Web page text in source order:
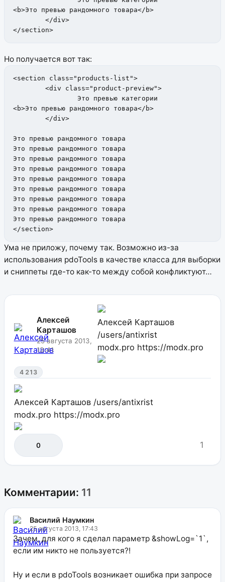
<b>Это превью рандомного товара</b>
</section>
Но получается вот так:
<section class="products-list">
<b>Это превью рандомного товара</b>
Это превью рандомного товара
Это превью рандомного товара
Это превью рандомного товара
Это превью рандомного товара
Это превью рандомного товара
Это превью рандомного товара
Это превью рандомного товара
Это превью рандомного товара
Это превью рандомного товара
</section>
Ума не приложу, почему так. Возможно из-за
использования pdoTools в качестве класса для выборки
и сниппеты где-то как-то между собой конфликтуют…
Алексей
Карташов
25 августа 2013,
13:41
Алексей Карташов
/users/antixrist
modx.pro https://modx.pro
4 213
Алексей Карташов /users/antixrist
modx.pro https://modx.pro
0 1
Комментарии: 11
Василий Наумкин
25 августа 2013, 17:43
Зачем, для кого я сделал параметр &showLog=`1`,
если им никто не пользуется?!
Ну и если в pdoTools возникает ошибка при запросе